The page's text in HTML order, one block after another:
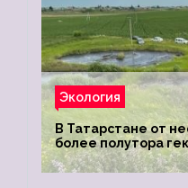
Экология
В Татарстане от
более полутора